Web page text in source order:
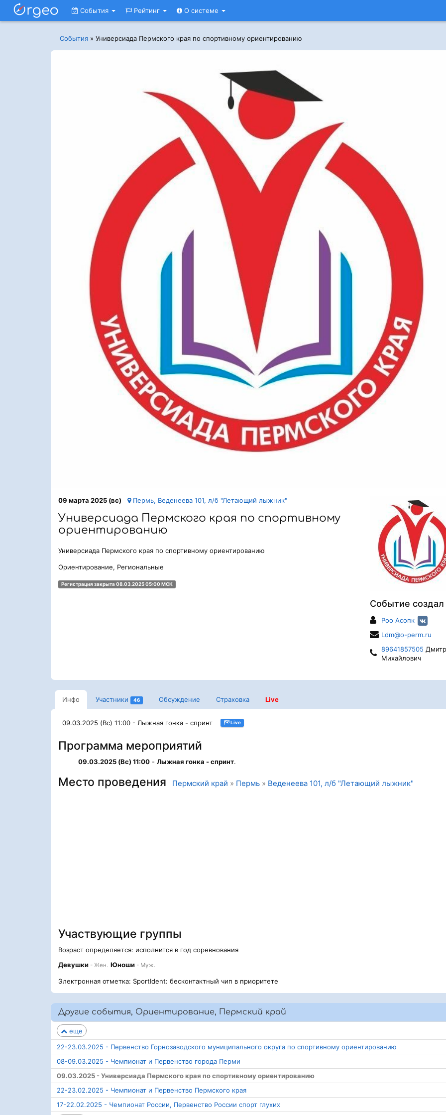
События Рейтинг О системе
События » Универсиада Пермского края по спортивному ориентированию
Событие создал
Роо Асопк
Ldm@o-perm.ru
89641857505
Михайлович
09 марта 2025 (вс) Пермь, Веденеева 101, л/б "Летающий лыжник"
Универсиада Пермского края по спортивному
ориентированию
Универсиада Пермского края по спортивному ориентированию
Ориентирование, Региональные
Регистрация закрыта 08.03.2025 05:00 МСК
Инфо Участники 46 Обсуждение Страховка Live
09.03.2025 (Вс) 11:00 - Лыжная гонка - спринт Live
Программа мероприятий
09.03.2025 (Вс) 11:00 - Лыжная гонка - спринт.
Место проведения Пермский край » Пермь » Веденеева 101, л/б "Летающий лыжник"
Участвующие группы
Возраст определяется: исполнится в год соревнования
Девушки - Жен. Юноши - Муж.
Электронная отметка: SportIdent: бесконтактный чип в приоритете
Другие события, Ориентирование, Пермский край
еще
22-23.03.2025 - Первенство Горнозаводского муниципального округа по спортивному ориентированию
08-09.03.2025 - Чемпионат и Первенство города Перми
09.03.2025 - Универсиада Пермского края по спортивному ориентированию
22-23.02.2025 - Чемпионат и Первенство Пермского края
17-22.02.2025 - Чемпионат России, Первенство России спорт глухих